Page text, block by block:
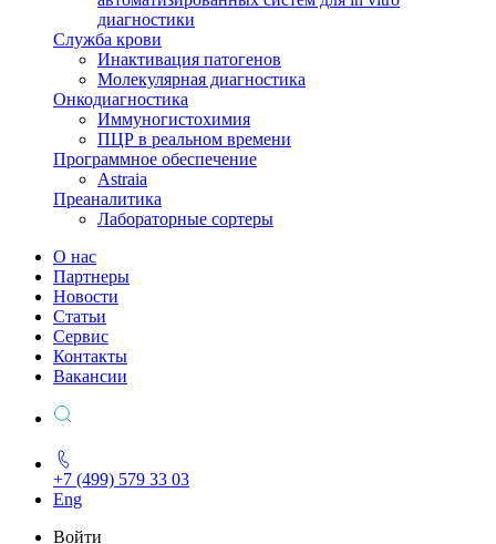
диагностики
Служба крови
Инактивация патогенов
Молекулярная диагностика
Онкодиагностика
Иммуногистохимия
ПЦР в реальном времени
Программное обеспечение
Astraia
Преаналитика
Лабораторные сортеры
О нас
Партнеры
Новости
Статьи
Сервис
Контакты
Вакансии
+7 (499) 579 33 03
Eng
Войти